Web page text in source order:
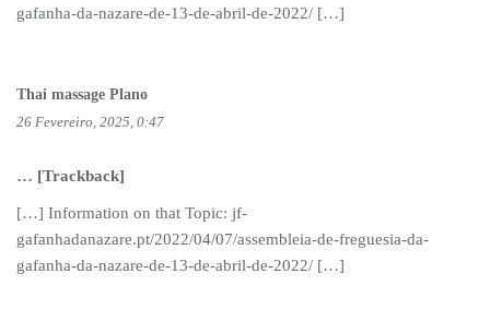
gafanha-da-nazare-de-13-de-abril-de-2022/ […]
Thai massage Plano
26 Fevereiro, 2025, 0:47
… [Trackback]
[…] Information on that Topic: jf-
gafanhadanazare.pt/2022/04/07/assembleia-de-freguesia-da-
gafanha-da-nazare-de-13-de-abril-de-2022/ […]